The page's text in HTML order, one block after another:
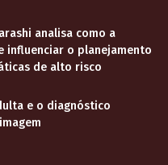
analisa como a
influenciar o planejamento
de alto risco
e o diagnóstico